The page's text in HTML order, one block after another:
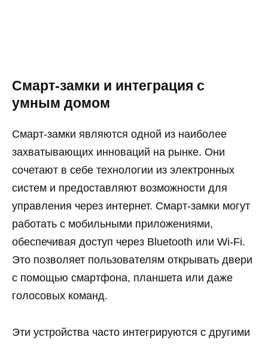
Смарт-замки и интеграция с
умным домом
Смарт-замки являются одной из наиболее
захватывающих инноваций на рынке. Они
сочетают в себе технологии из электронных
систем и предоставляют возможности для
управления через интернет. Смарт-замки могут
работать с мобильными приложениями,
обеспечивая доступ через Bluetooth или Wi-Fi.
Это позволяет пользователям открывать двери
с помощью смартфона, планшета или даже
голосовых команд.
Эти устройства часто интегрируются с другими